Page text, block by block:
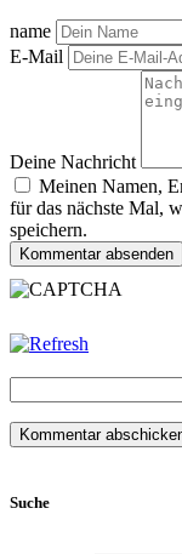
name
E-Mail
Deine Nachricht
Meinen Namen,
für das nächste Mal,
speichern.
Kommentar absenden
Suche